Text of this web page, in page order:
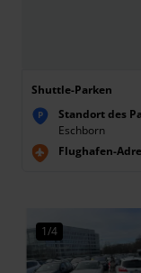
Shuttle-Parken
P Standort des
Eschborn
Flughafen-
1/4